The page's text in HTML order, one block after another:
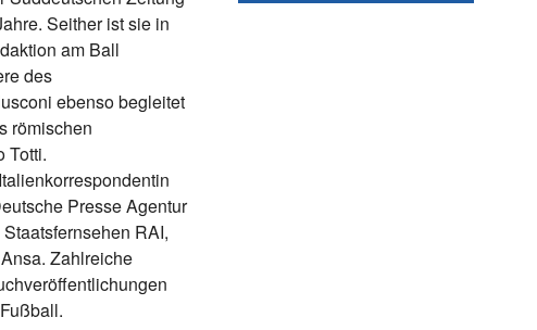
Seither ist sie in
am Ball
des
ebenso begleitet
römischen
Totti.
Presse Agentur
RAI,
Zahlreiche